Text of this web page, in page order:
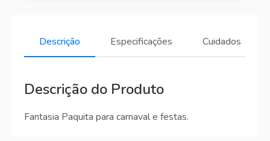
Descrição Especificações Cuidados
Descrição do Produto
Fantasia Paquita para carnaval e festas.